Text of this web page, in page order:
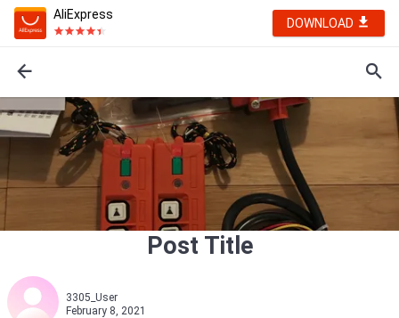
AliExpress
DOWNLOAD
Post Title
3305_User
February 8, 2021